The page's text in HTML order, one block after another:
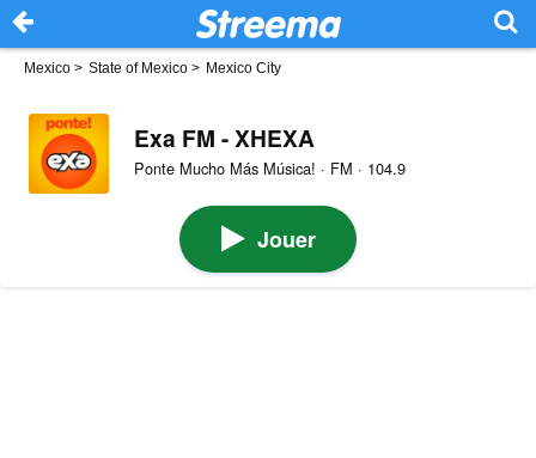
Mexico > State of Mexico > Mexico City
Exa FM - XHEXA
Ponte Mucho Más Música! · FM · 104.9
Jouer